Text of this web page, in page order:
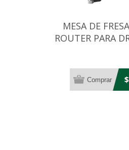
MESA DE
ROUTER PARA